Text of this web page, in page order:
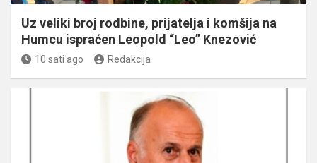
Uz veliki broj rodbine, prijatelja i komšija na
Humcu ispraćen Leopold “Leo” Knezović
10 sati ago Redakcija